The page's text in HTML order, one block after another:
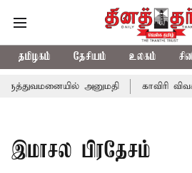
தமிழகம் தேசியம் உலகம்
அனுமதி காவிரி
இமாசல பிரதேசம்